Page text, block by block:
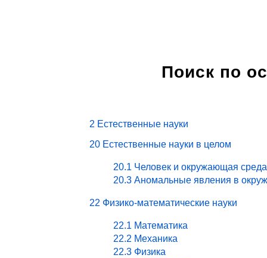
Поиск по
2 Естественные науки
20 Естественные науки в целом
20.1 Человек и окружающая
20.3 Аномальные явления в
22 Физико-математические науки
22.1 Математика
22.2 Механика
22.3 Физика